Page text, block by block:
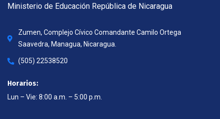
Ministerio de Educación República de Nicaragua
Zumen, Complejo Cívico Comandante Camilo Ortega
Saavedra, Managua, Nicaragua.
(505) 22538520
Horarios:
Lun – Vie: 8:00 a.m. – 5:00 p.m.